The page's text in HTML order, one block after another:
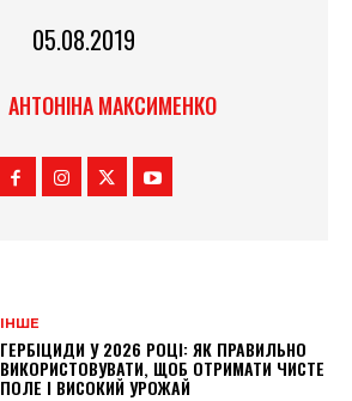
05.08.2019
АНТОНІНА МАКСИМЕНКО
ІНШЕ
ГЕРБІЦИДИ У 2026 РОЦІ: ЯК ПРАВИЛЬНО
ВИКОРИСТОВУВАТИ, ЩОБ ОТРИМАТИ ЧИСТЕ
ПОЛЕ І ВИСОКИЙ УРОЖАЙ